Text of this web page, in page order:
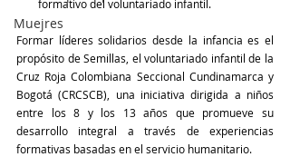
Muejres
formativo del voluntariado infantil.
Formar líderes solidarios desde la infancia es el
propósito de Semillas, el voluntariado infantil de la
Cruz Roja Colombiana Seccional Cundinamarca y
Bogotá (CRCSCB), una iniciativa dirigida a niños
entre los 8 y los 13 años que promueve su
desarrollo integral a través de experiencias
formativas basadas en el servicio humanitario.